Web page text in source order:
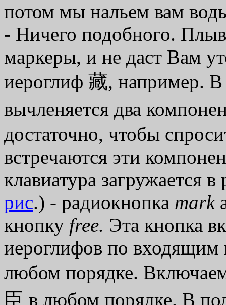
потом мы нальем вам
- Ничего подобного.
маркеры, и не даст Вам
иероглиф 藏, например.
вычленяется два
достаточно, чтобы
встречаются эти
клавиатура загружается
рис.) - радиокнопка mark
кнопку free. Эта кнопка
иероглифов по входящим
любом порядке.
臣 в любом порядке. В